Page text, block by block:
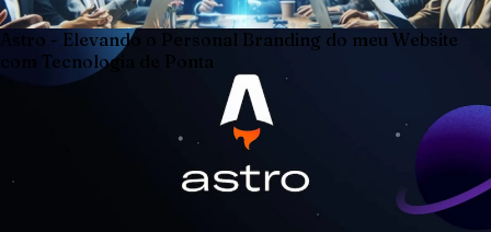
Astro - Elevando o Personal Branding do meu Website
com Tecnologia de Ponta